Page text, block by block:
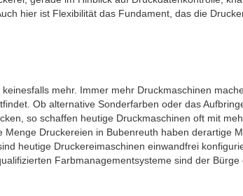
hier ist Flexibilität das Fundament, das die
mehr. Immer mehr Druckmaschinen
Ob alternative Sonderfarben oder das
so schaffen heutige Druckmaschinen oft mit
Druckereien in Bubenreuth haben derartige
heutige Druckereimaschinen einwandfrei
Farbmanagementsysteme sind der